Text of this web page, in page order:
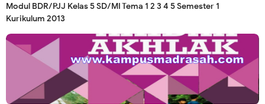
Modul BDR/PJJ Kelas 5 SD/MI Tema 1 2 3 4 5 Semester 1
Kurikulum 2013